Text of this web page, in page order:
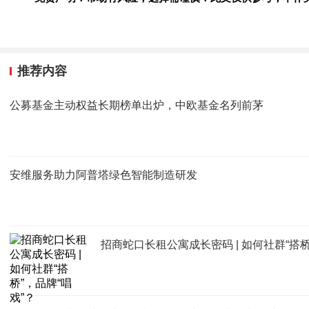
推荐内容
公募基金主动权益长期榜单出炉，中欧基金名列前茅
安维服务助力阿普塔绿色智能制造研发
招商蛇口长租公寓成长密码 | 如何社群“搭桥